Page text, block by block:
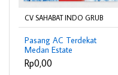
CV SAHABAT INDO GRUB
Pasang AC Terdekat
Medan Estate
082272686688 –
Teknisi Profesional &
Rp0,00